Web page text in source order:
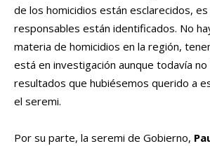
de los homicidios están esclarecidos,
responsables están identificados. No
materia de homicidios en la región,
está en investigación aunque todavía
resultados que hubiésemos querido a
el seremi.
Por su parte, la seremi de Gobierno,